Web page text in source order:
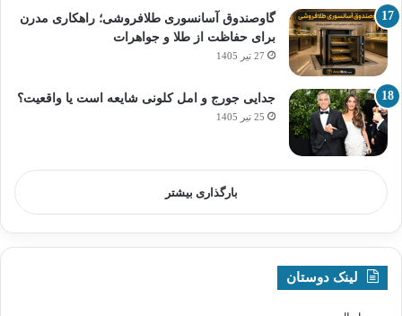
گاوصندوق آسانسوری طلافروشی؛ راهکاری مدرن
برای حفاظت از طلا و جواهرات
27 تیر 1405
جدایی جورج و امل کلونی شایعه است یا واقعیت؟
25 تیر 1405
بارگذاری بیشتر
لینک دوستان